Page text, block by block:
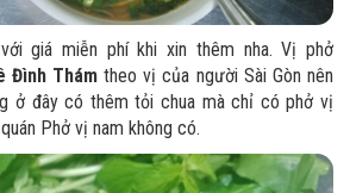
giá miễn phí khi xin thêm nha. Vị phở
Đình Thámtheo vị của người Sài Gòn nên
ở đây có thêm tỏi chua mà chỉ có phở vị
Phở vị nam không có.